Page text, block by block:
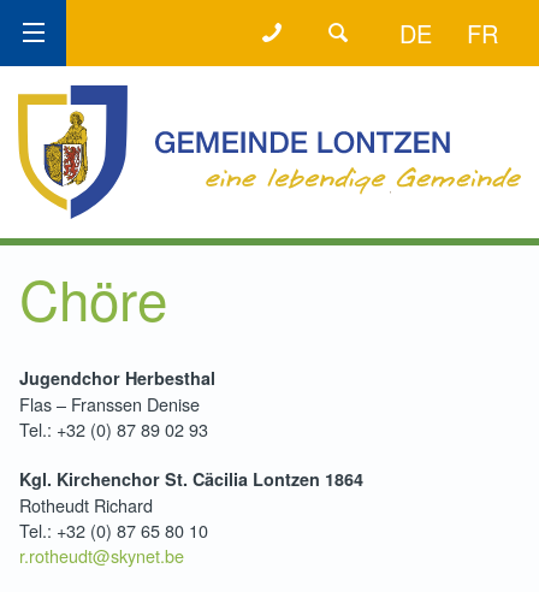
FR
DE
DER DIREKTE DRAHT! +32 (0) 87 89 80 58
Chöre
Jugendchor Herbesthal
Flas – Franssen Denise
Tel.: +32 (0) 87 89 02 93
Kgl. Kirchenchor St. Cäcilia Lontzen 1864
Rotheudt Richard
Tel.: +32 (0) 87 65 80 10
r.rotheudt@skynet.be